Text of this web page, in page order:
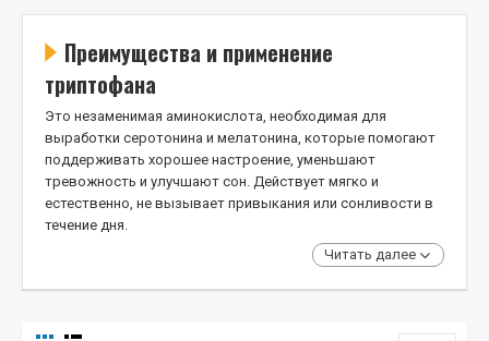
Преимущества и применение
триптофана
Это незаменимая аминокислота, необходимая для
выработки серотонина и мелатонина, которые помогают
поддерживать хорошее настроение, уменьшают
тревожность и улучшают сон. Действует мягко и
естественно, не вызывает привыкания или сонливости в
течение дня.
Читать далее